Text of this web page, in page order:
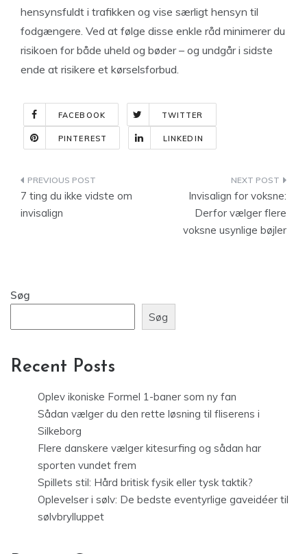
hensynsfuldt i trafikken og vise særligt hensyn til
fodgængere. Ved at følge disse enkle råd minimerer du
risikoen for både uheld og bøder – og undgår i sidste
ende at risikere et kørselsforbud.
FACEBOOK TWITTER
PINTEREST LINKEDIN
Indlægsnavigation
7 ting du ikke vidste om
invisalign
Invisalign for voksne:
Derfor vælger flere
voksne usynlige bøjler
Søg
Søg
Recent Posts
Oplev ikoniske Formel 1-baner som ny fan
Sådan vælger du den rette løsning til fliserens i
Silkeborg
Flere danskere vælger kitesurfing og sådan har
sporten vundet frem
Spillets stil: Hård britisk fysik eller tysk taktik?
Oplevelser i sølv: De bedste eventyrlige gaveidéer til
sølvbrylluppet